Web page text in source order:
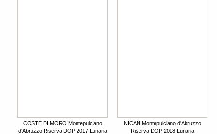
COSTE DI MORO Montepulciano
d'Abruzzo Riserva DOP 2017 Lunaria
NICAN Montepulciano d'Abruzzo
Riserva DOP 2018 Lunaria